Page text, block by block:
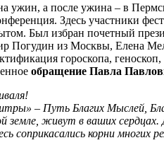
ужин, а после ужина – в
Здесь участники
Был избран почетный
Погудин из Москвы, Елена
гороскопа,
обращение Павла
– Путь Благих Мыслей,
живут в ваших сердцах.
соприкасались корни многих